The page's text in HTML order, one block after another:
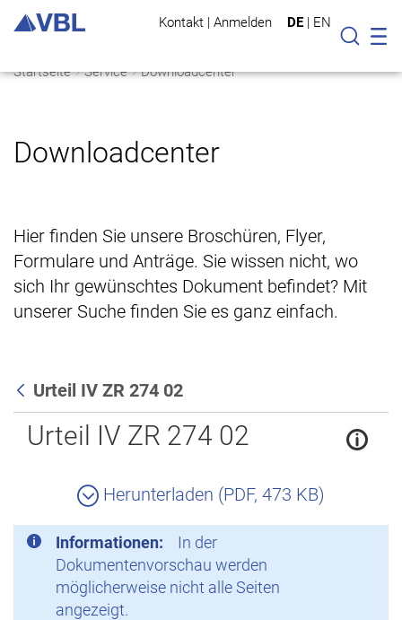
Kontakt | Anmelden DE | EN
Suche
Startseite Service Downloadcenter
Downloadcenter
Hier finden Sie unsere Broschüren, Flyer,
Formulare und Anträge. Sie wissen nicht, wo
sich Ihr gewünschtes Dokument befindet? Mit
unserer Suche finden Sie es ganz einfach.
Zurück
Urteil IV ZR 274 02
Urteil IV ZR 274 02
Herunterladen (PDF, 473 KB)
Informationen:
In der
Dokumentenvorschau werden
möglicherweise nicht alle Seiten
angezeigt.